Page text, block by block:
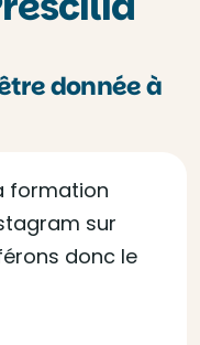
donnée à
formation
sur
donc le